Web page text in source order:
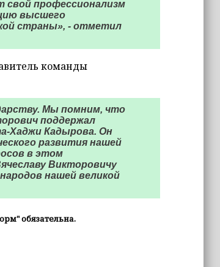
свой профессионализм
высшего
страны», - отметил
команды
Мы помним, что
поддержал
Хаджи Кадырова. Он
развития нашей
в этом
Викторовичу
нашей великой
обязательна.